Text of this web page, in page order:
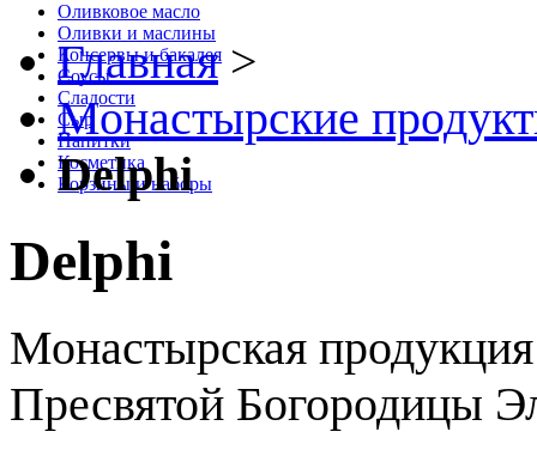
Оливковое масло
Оливки и маслины
Консервы и бакалея
Соусы
Cладости
Сыр
Напитки
Косметика
Корзины и наборы
Главная >
Монастырские
Delphi
Delphi
Монастырская
Пресвятой Богородицы